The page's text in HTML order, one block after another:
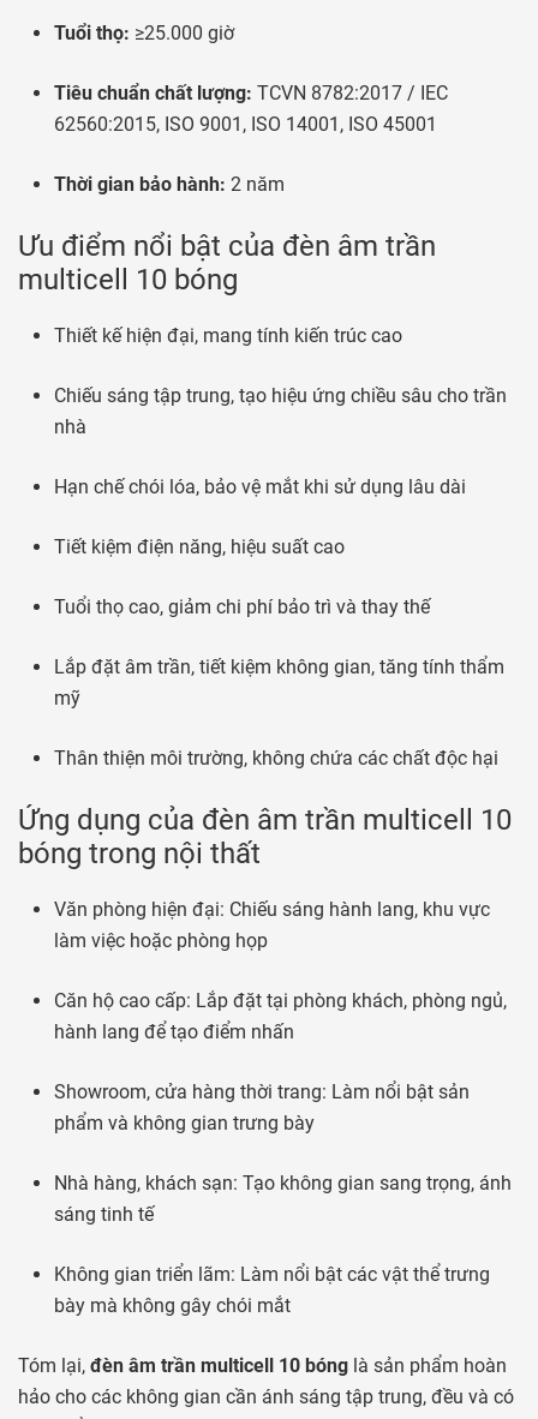
Tuổi thọ: ≥25.000 giờ
Tiêu chuẩn chất lượng: TCVN 8782:2017 / IEC
62560:2015, ISO 9001, ISO 14001, ISO 45001
Thời gian bảo hành: 2 năm
Ưu điểm nổi bật của đèn âm trần
multicell 10 bóng
Thiết kế hiện đại, mang tính kiến trúc cao
Chiếu sáng tập trung, tạo hiệu ứng chiều sâu cho trần
nhà
Hạn chế chói lóa, bảo vệ mắt khi sử dụng lâu dài
Tiết kiệm điện năng, hiệu suất cao
Tuổi thọ cao, giảm chi phí bảo trì và thay thế
Lắp đặt âm trần, tiết kiệm không gian, tăng tính thẩm
mỹ
Thân thiện môi trường, không chứa các chất độc hại
Ứng dụng của đèn âm trần multicell 10
bóng trong nội thất
Văn phòng hiện đại: Chiếu sáng hành lang, khu vực
làm việc hoặc phòng họp
Căn hộ cao cấp: Lắp đặt tại phòng khách, phòng ngủ,
hành lang để tạo điểm nhấn
Showroom, cửa hàng thời trang: Làm nổi bật sản
phẩm và không gian trưng bày
Nhà hàng, khách sạn: Tạo không gian sang trọng, ánh
sáng tinh tế
Không gian triển lãm: Làm nổi bật các vật thể trưng
bày mà không gây chói mắt
Tóm lại, đèn âm trần multicell 10 bóng là sản phẩm hoàn
hảo cho các không gian cần ánh sáng tập trung, đều và có